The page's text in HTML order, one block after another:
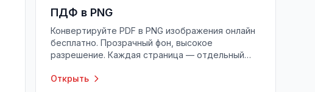
ПДФ в PNG
Конвертируйте PDF в PNG изображения онлайн
бесплатно. Прозрачный фон, высокое
разрешение. Каждая страница — отдельный
Открыть